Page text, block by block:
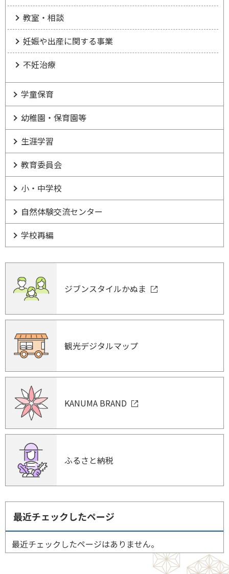
教室・相談
妊娠や出産に関する事業
不妊治療
学童保育
幼稚園・保育園等
生涯学習
教育委員会
小・中学校
自然体験交流センター
学校再編
ジブンスタイルかぬま
観光デジタルマップ
KANUMA BRAND
ふるさと納税
最近チェックしたページ
最近チェックしたページはありません。